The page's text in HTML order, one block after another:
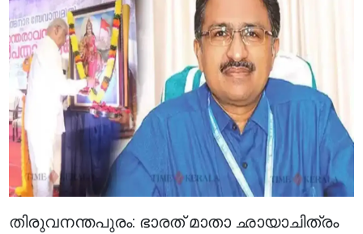
തിരുവനന്തപുരം: ഭാരത് മാതാ ഛായാചിത്രം